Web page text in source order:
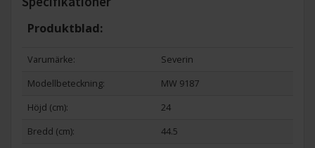
Produktblad:
Varumärke:
Severin
Modellbeteckning:
MW 9187
Höjd (cm):
24
Bredd (cm):
44.5